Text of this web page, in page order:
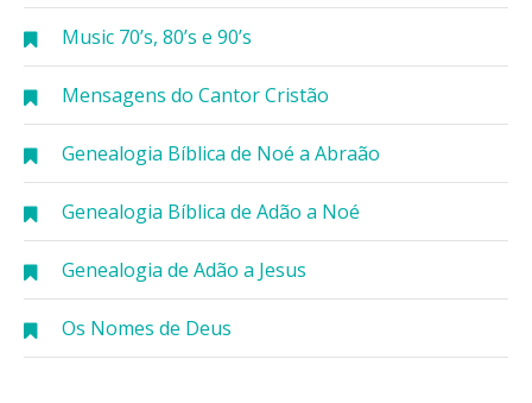
Music 70’s, 80’s e 90’s
Mensagens do Cantor Cristão
Genealogia Bíblica de Noé a Abraão
Genealogia Bíblica de Adão a Noé
Genealogia de Adão a Jesus
Os Nomes de Deus